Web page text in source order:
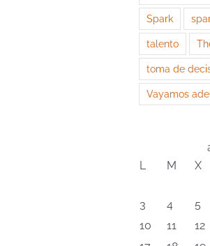
Spark
talento
toma de
Vayamos
L
M X
3
4 5
10
11 12